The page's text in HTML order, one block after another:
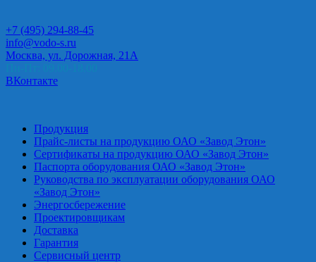
+7 (495) 294-88-45
info@vodo-s.ru
Москва, ул. Дорожная, 21А
ВКонтакте
Продукция
Прайс-листы на продукцию ОАО «Завод Этон»
Сертификаты на продукцию ОАО «Завод Этон»
Паспорта оборудования ОАО «Завод Этон»
Руководства по эксплуатации оборудования ОАО
«Завод Этон»
Энергосбережение
Проектировщикам
Доставка
Гарантия
Сервисный центр